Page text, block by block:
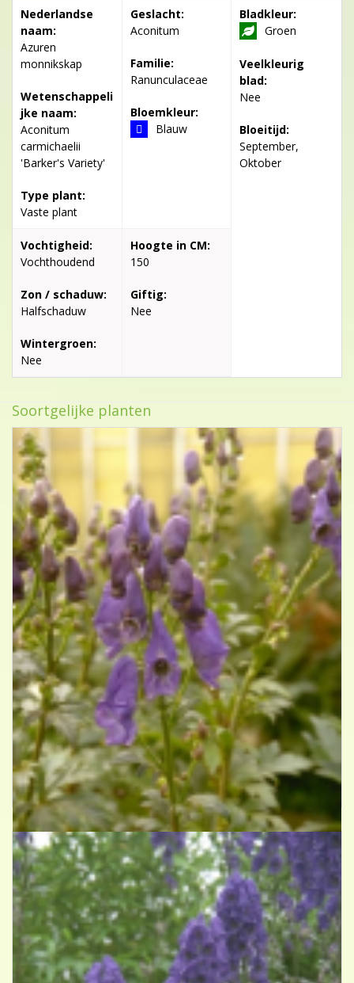
Nederlandse
naam:
Azuren
monnikskap
Wetenschappeli
jke naam:
Aconitum
carmichaelii
'Barker's Variety'
Type plant:
Vaste plant
Geslacht:
Aconitum
Familie:
Ranunculaceae
Bloemkleur:
Blauw
Bladkleur:
Groen
Veelkleurig
blad:
Nee
Bloeitijd:
September,
Oktober
Vochtigheid:
Vochthoudend
Zon / schaduw:
Halfschaduw
Wintergroen:
Nee
Hoogte in CM:
150
Giftig:
Nee
Soortgelijke planten
Azuren monnikskap
Aconitum carmichaelii